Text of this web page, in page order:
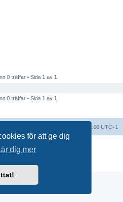
för att ge dig
dig mer
0 träffar • Sida 1 av 1
0 träffar • Sida 1 av 1
Alla tidsangivelser är UTC+01:00 UTC+1
phpBB Sweden